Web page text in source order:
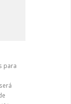
para